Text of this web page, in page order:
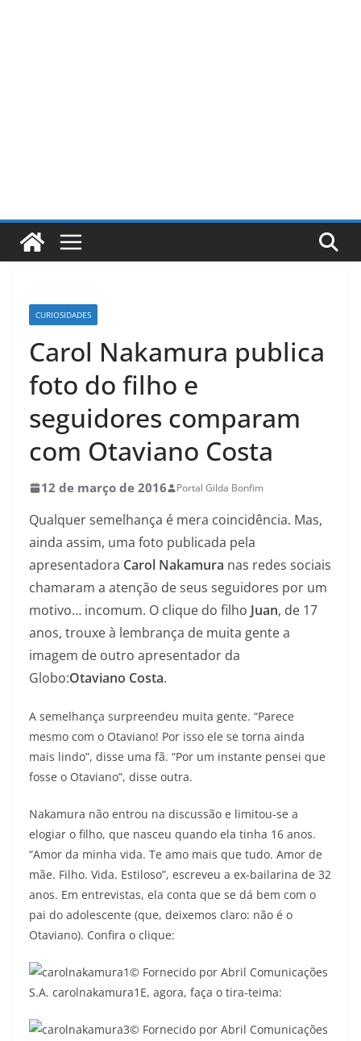
CURIOSIDADES
Carol Nakamura publica
foto do filho e
seguidores comparam
com Otaviano Costa
12 de março de 2016 Portal Gilda Bonfim
Qualquer semelhança é mera coincidência. Mas,
ainda assim, uma foto publicada pela
apresentadora Carol Nakamura nas redes sociais
chamaram a atenção de seus seguidores por um
motivo… incomum. O clique do filho Juan, de 17
anos, trouxe à lembrança de muita gente a
imagem de outro apresentador da
Globo:Otaviano Costa.
A semelhança surpreendeu muita gente. “Parece
mesmo com o Otaviano! Por isso ele se torna ainda
mais lindo”, disse uma fã. “Por um instante pensei que
fosse o Otaviano”, disse outra.
Nakamura não entrou na discussão e limitou-se a
elogiar o filho, que nasceu quando ela tinha 16 anos.
“Amor da minha vida. Te amo mais que tudo. Amor de
mãe. Filho. Vida. Estiloso”, escreveu a ex-bailarina de 32
anos. Em entrevistas, ela conta que se dá bem com o
pai do adolescente (que, deixemos claro: não é o
Otaviano). Confira o clique:
© Fornecido por Abril Comunicações
S.A. carolnakamura1 E, agora, faça o tira-teima:
© Fornecido por Abril Comunicações